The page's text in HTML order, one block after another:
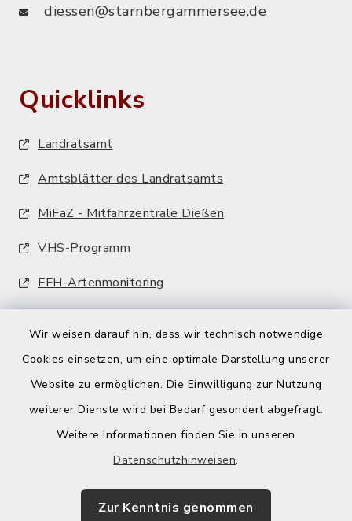
Wir weisen darauf hin, dass wir technisch notwendige
Cookies einsetzen, um eine optimale Darstellung unserer
Website zu ermöglichen. Die Einwilligung zur Nutzung
weiterer Dienste wird bei Bedarf gesondert abgefragt.
Weitere Informationen finden Sie in unseren
Datenschutzhinweisen.
Zur Kenntnis genommen
diessen@starnbergammersee.de
Quicklinks
Landratsamt
Amtsblätter des Landratsamts
MiFaZ - Mitfahrzentrale Dießen
VHS-Programm
FFH-Artenmonitoring
Barrierefreiheit